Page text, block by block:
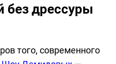
без дрессуры
того, современного